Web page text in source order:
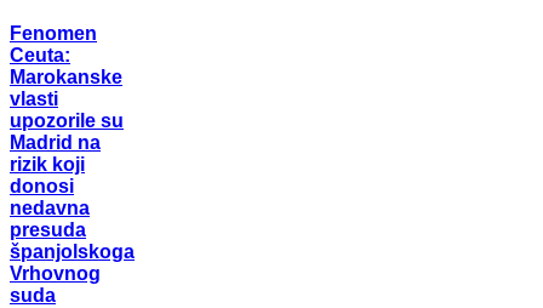
Fenomen
Ceuta:
Marokanske
vlasti
upozorile su
Madrid na
rizik koji
donosi
nedavna
presuda
španjolskoga
Vrhovnog
suda